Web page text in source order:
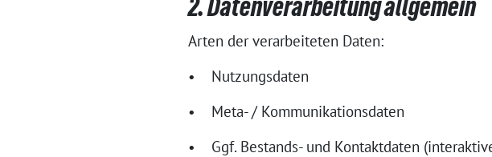
2. Datenverarbeitung allgemein
Arten der verarbeiteten Daten:
• Nutzungsdaten
• Meta- / Kommunikationsdaten
• Ggf. Bestands- und Kontaktdaten